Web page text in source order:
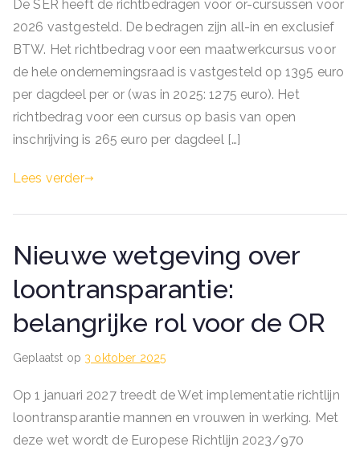
De SER heeft de richtbedragen voor or-cursussen voor
2026 vastgesteld. De bedragen zijn all-in en exclusief
BTW. Het richtbedrag voor een maatwerkcursus voor
de hele ondernemingsraad is vastgesteld op 1395 euro
per dagdeel per or (was in 2025: 1275 euro). Het
richtbedrag voor een cursus op basis van open
inschrijving is 265 euro per dagdeel […]
Lees verder
Nieuwe wetgeving over
loontransparantie:
belangrijke rol voor de OR
Geplaatst op 3 oktober 2025
Op 1 januari 2027 treedt de Wet implementatie richtlijn
loontransparantie mannen en vrouwen in werking. Met
deze wet wordt de Europese Richtlijn 2023/970